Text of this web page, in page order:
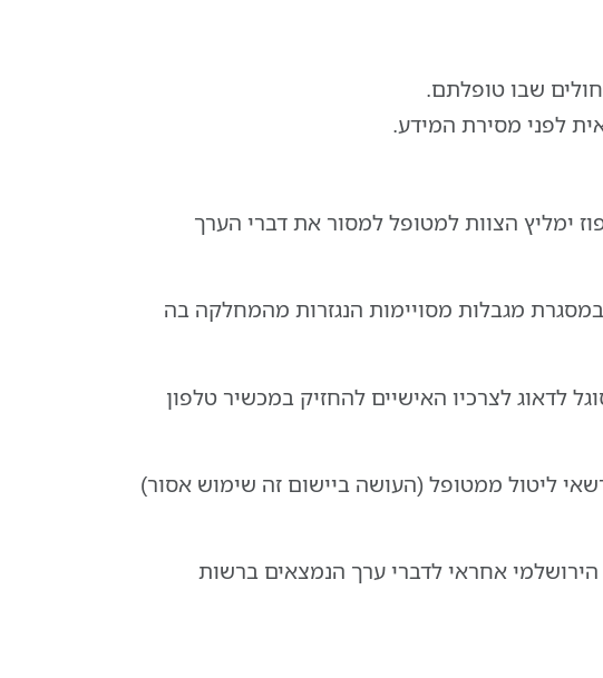
שבו טופלתם.
לפני מסירת המידע.
ימליץ הצוות למטופל למסור את דברי הערך
מגבלות מסויימות הנגזרות מהמחלקה בה
לדאוג לצרכיו האישיים להחזיק במכשיר טלפון
ליטול ממטופל (העושה ביישום זה שימוש אסור)
אחראי לדברי ערך הנמצאים ברשות